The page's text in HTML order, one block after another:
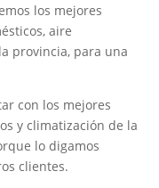
los mejores
aire
provincia, para una
con los mejores
y climatización de la
lo digamos
clientes.